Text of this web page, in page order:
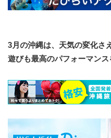
​3月の沖縄は、天気の変化さ
遊びも最高のパフォーマンス